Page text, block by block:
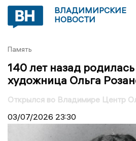
ВЛАДИМИРСКИЕ
НОВОСТИ
Память
140 лет назад
художница Ольга
Открылся во Владимире Центр
03/07/2026 23:30